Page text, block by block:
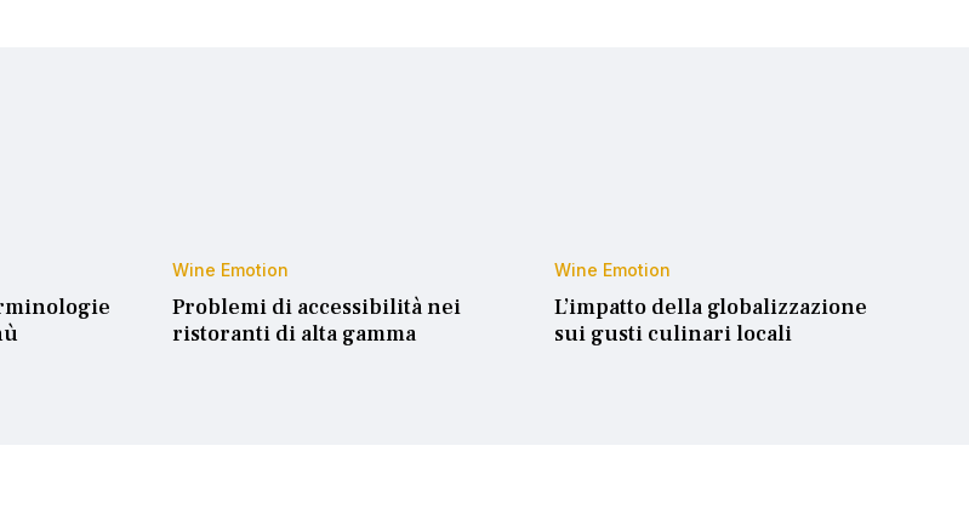
Wine Emotion
Problemi di accessibilità nei
ristoranti di alta gamma
Wine Emotion
L’impatto della globalizzazione
sui gusti culinari locali